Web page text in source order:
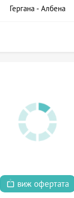
Гергана - Албена
виж офертата